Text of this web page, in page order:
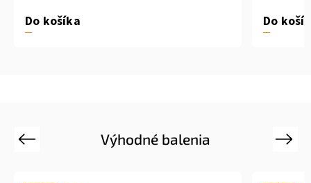
Do košíka Do
Výhodné balenia
Previous Next